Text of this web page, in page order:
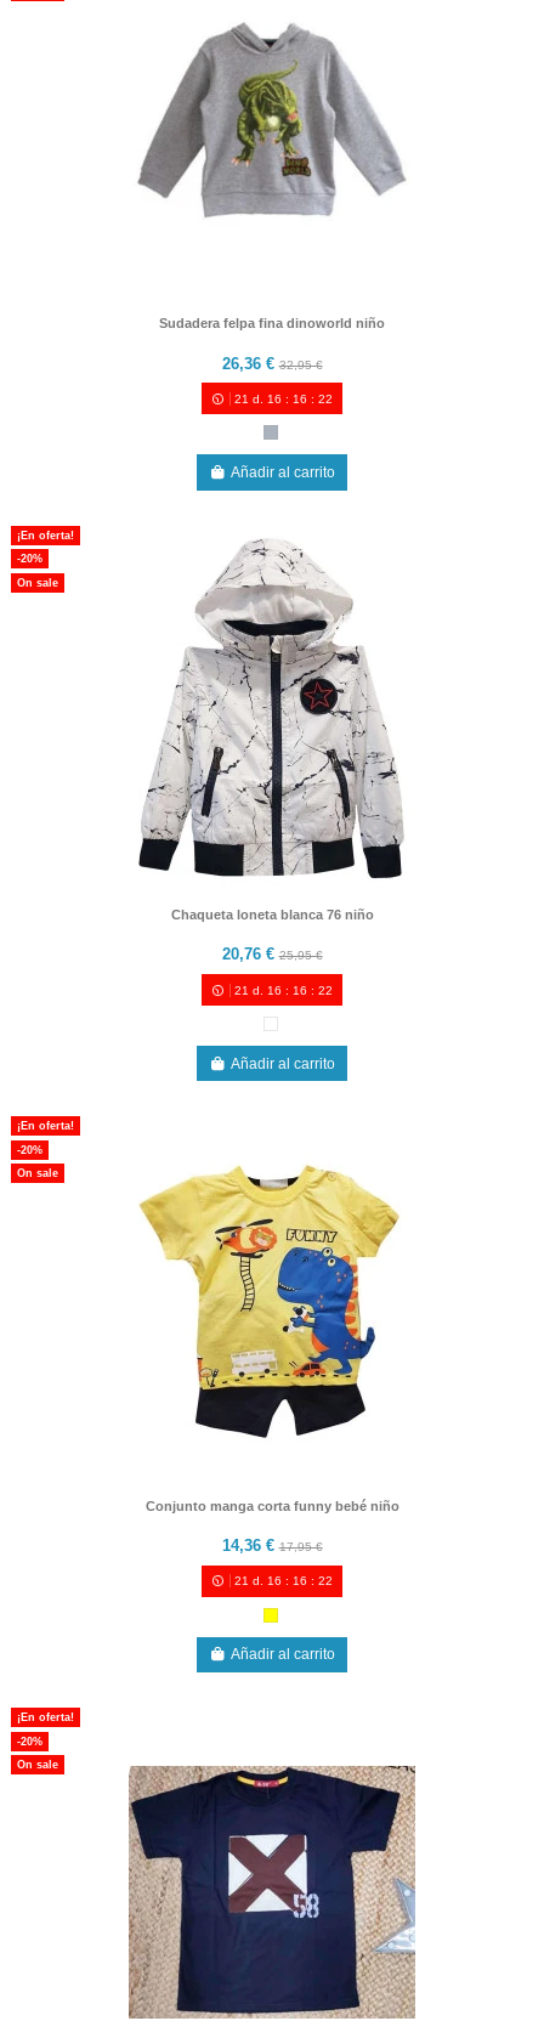
Sudadera felpa fina dinoworld niño
26,36 €32,95 €
21 d. 16 : 16 :21
Añadir al carrito
¡En oferta!
-20%
On sale
Chaqueta loneta blanca 76 niño
20,76 €25,95 €
21 d. 16 : 16 :21
Añadir al carrito
¡En oferta!
-20%
On sale
Conjunto manga corta funny bebé niño
14,36 €17,95 €
21 d. 16 :16 :21
Añadir al carrito
¡En oferta!
-20%
On sale